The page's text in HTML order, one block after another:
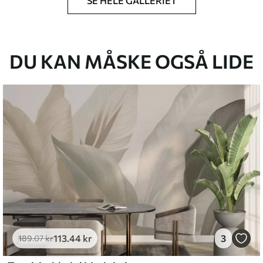
du har angivet, og skæres i identiske
.33269.00kr /m²
and Stick
.67400.00kr/m²
DU KAN MÅSKE OGSÅ LIDE
189.07kr113 .44 kr 3